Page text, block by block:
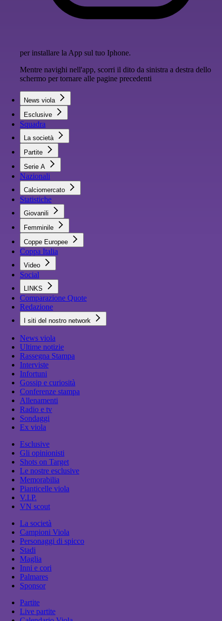
per installare la App sul tuo Iphone.
Mentre navighi nell'app, scorri il dito da sinistra a destra dello
schermo per tornare alle pagine precedenti
News viola
Esclusive
Squadra
La società
Partite
Serie A
Nazionali
Calciomercato
Statistiche
Giovanili
Femminile
Coppe Europee
Coppa Italia
Video
Social
LINKS
Comparazione Quote
Redazione
I siti del nostro network
News viola
Ultime notizie
Rassegna Stampa
Interviste
Infortuni
Gossip e curiosità
Conferenze stampa
Allenamenti
Radio e tv
Sondaggi
Ex viola
Esclusive
Gli opinionisti
Shots on Target
Le nostre esclusive
Memorabilia
Pianticelle viola
V.I.P.
VN scout
La società
Campioni Viola
Personaggi di spicco
Stadi
Maglia
Inni e cori
Palmares
Sponsor
Partite
Live partite